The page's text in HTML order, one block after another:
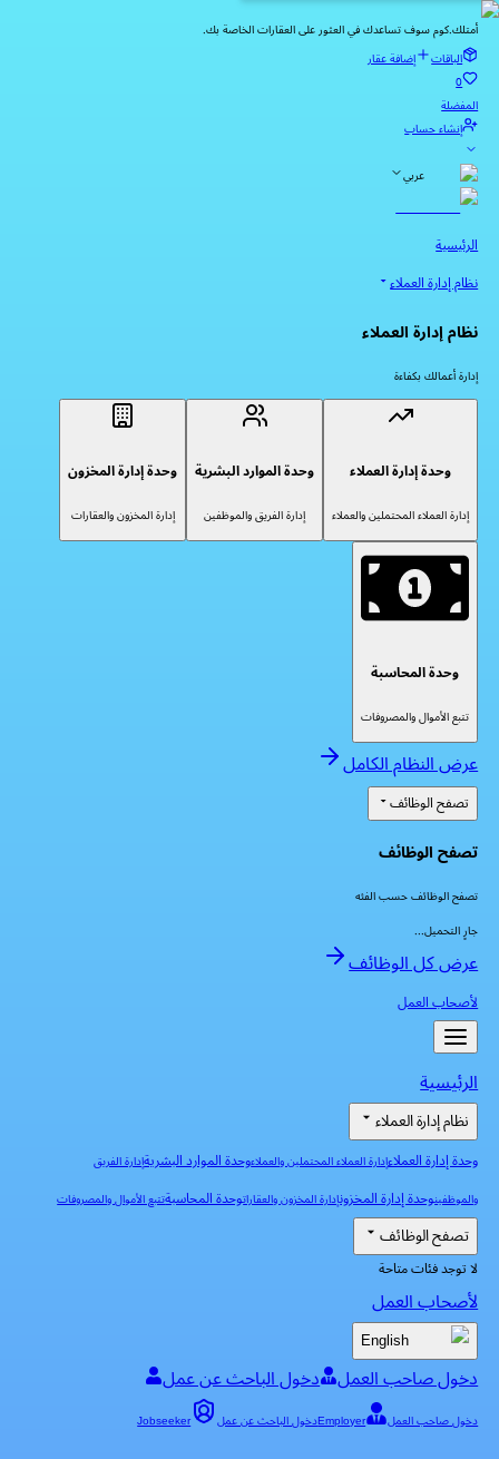
أمتلك.كوم سوف تساعدك في العثور على العقارات الخاصة بك.
الباقات
إضافة عقار
0
المفضلة
إنشاء حساب
عربي
الرئيسية
نظام إدارة العملاء
نظام إدارة العملاء
إدارة أعمالك بكفاءة
وحدة إدارة العملاء
إدارة العملاء المحتملين والعملاء
وحدة الموارد البشرية
إدارة الفريق والموظفين
وحدة إدارة المخزون
إدارة المخزون والعقارات
وحدة المحاسبة
تتبع الأموال والمصروفات
عرض النظام الكامل
تصفح الوظائف
تصفح الوظائف
تصفح الوظائف حسب الفئه
جارٍ التحميل...
عرض كل الوظائف
لأصحاب العمل
الرئيسية
نظام إدارة العملاء
وحدة إدارة العملاءإدارة العملاء المحتملين والعملاءوحدة الموارد البشريةإدارة الفريق
والموظفينوحدة إدارة المخزونإدارة المخزون والعقاراتوحدة المحاسبةتتبع الأموال والمصروفات
تصفح الوظائف
لا توجد فئات متاحة
لأصحاب العمل
English
دخول صاحب العمل دخول الباحث عن عمل
دخول صاحب العمل Employerدخول الباحث عن عمل Jobseeker